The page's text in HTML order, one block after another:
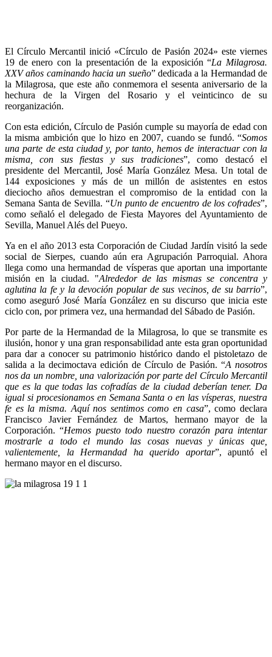
El Círculo Mercantil inició «Círculo de Pasión 2024» este viernes
19 de enero con la presentación de la exposición “La Milagrosa.
XXV años caminando hacia un sueño” dedicada a la Hermandad de
la Milagrosa, que este año conmemora el sesenta aniversario de la
hechura de la Virgen del Rosario y el veinticinco de su
reorganización.
Con esta edición, Círculo de Pasión cumple su mayoría de edad con
la misma ambición que lo hizo en 2007, cuando se fundó. “Somos
una parte de esta ciudad y, por tanto, hemos de interactuar con la
misma, con sus fiestas y sus tradiciones”, como destacó el
presidente del Mercantil, José María González Mesa. Un total de
144 exposiciones y más de un millón de asistentes en estos
dieciocho años demuestran el compromiso de la entidad con la
Semana Santa de Sevilla. “Un punto de encuentro de los cofrades”,
como señaló el delegado de Fiesta Mayores del Ayuntamiento de
Sevilla, Manuel Alés del Pueyo.
Ya en el año 2013 esta Corporación de Ciudad Jardín visitó la sede
social de Sierpes, cuando aún era Agrupación Parroquial. Ahora
llega como una hermandad de vísperas que aportan una importante
misión en la ciudad. "Alrededor de las mismas se concentra y
aglutina la fe y la devoción popular de sus vecinos, de su barrio”,
como aseguró José María González en su discurso que inicia este
ciclo con, por primera vez, una hermandad del Sábado de Pasión.
Por parte de la Hermandad de la Milagrosa, lo que se transmite es
ilusión, honor y una gran responsabilidad ante esta gran oportunidad
para dar a conocer su patrimonio histórico dando el pistoletazo de
salida a la decimoctava edición de Círculo de Pasión. “A nosotros
nos da un nombre, una valorización por parte del Círculo Mercantil
que es la que todas las cofradías de la ciudad deberían tener. Da
igual si procesionamos en Semana Santa o en las vísperas, nuestra
fe es la misma. Aquí nos sentimos como en casa”, como declara
Francisco Javier Fernández de Martos, hermano mayor de la
Corporación. “Hemos puesto todo nuestro corazón para intentar
mostrarle a todo el mundo las cosas nuevas y únicas que,
valientemente, la Hermandad ha querido aportar”, apuntó el
hermano mayor en el discurso.